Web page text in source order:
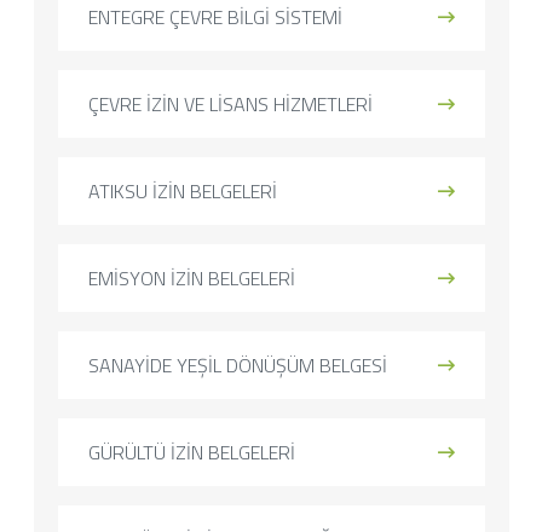
ENTEGRE ÇEVRE BİLGİ SİSTEMİ
ÇEVRE İZİN VE LİSANS HİZMETLERİ
ATIKSU İZİN BELGELERİ
EMİSYON İZİN BELGELERİ
SANAYİDE YEŞİL DÖNÜŞÜM BELGESİ
GÜRÜLTÜ İZİN BELGELERİ